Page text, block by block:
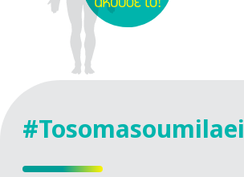
#Tosomasoumilaei